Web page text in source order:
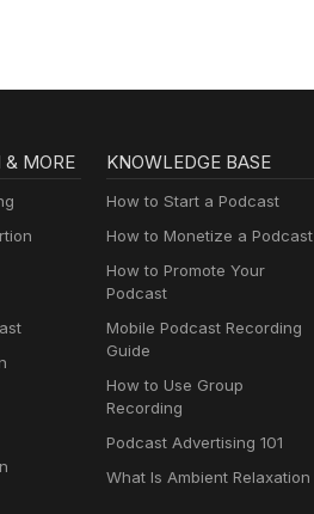
& MORE KNOWLEDGE BASE
How to Start a Podcast
How to Monetize a Podcast
How to Promote Your
Podcast
Mobile Podcast Recording
Guide
How to Use Group
Recording
Podcast Advertising 101
What Is Ambient Relaxation